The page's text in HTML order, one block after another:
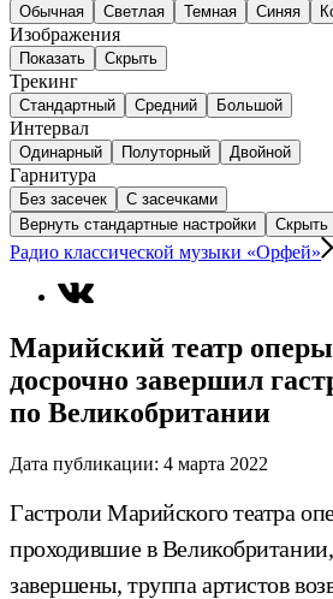
Обычная Светлая Темная Синяя
Изображения
Показать Скрыть
Трекинг
Стандартный Средний Большой
Интервал
Одинарный Полуторный Двойной
Гарнитура
Без засечек
С засечками
Вернуть стандартные настройки
Скрыть
Радио классической музыки «Орфей»
Марийский театр оперы
досрочно завершил
по Великобритании
Дата публикации: 4 марта 2022
Гастроли Марийского театра
проходившие в
завершены, труппа артистов